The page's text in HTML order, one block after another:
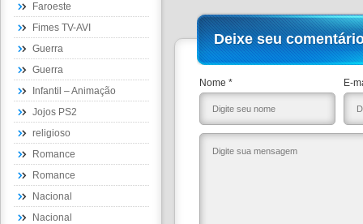
Faroeste
Fimes TV-AVI
Guerra
Guerra
Infantil – Animação
Jojos PS2
religioso
Romance
Romance
Nacional
Nacional
Deixe seu
Nome * E-